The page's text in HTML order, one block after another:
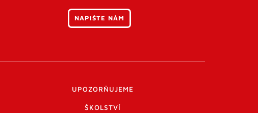
NAPIŠTE NÁM
UPOZORŇUJEME
ŠKOLSTVÍ